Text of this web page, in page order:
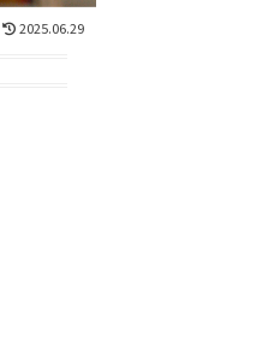
2025.06.29